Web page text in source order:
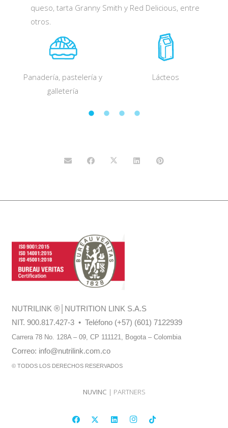
queso, tarta Granny Smith y Red Delicious, entre
otros.
Panadería, pastelería y
galletería
Lácteos
NUTRILINK ®│NUTRITION LINK S.A.S
NIT. 900.817.427-3 • Teléfono (+57) (601) 7122939
Carrera 78 No. 128A – 09, CP 111121, Bogota – Colombia
Correo: info@nutrilink.com.co
© TODOS LOS DERECHOS RESERVADOS
NUVINC | PARTNERS